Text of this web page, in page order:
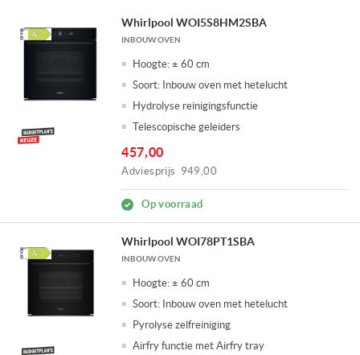
Whirlpool WOI5S8HM2SBA
INBOUW OVEN
Hoogte: ± 60 cm
Soort: Inbouw oven met hetelucht
Hydrolyse reinigingsfunctie
Telescopische geleiders
457,00
Adviesprijs 949,00
Op voorraad
Whirlpool WOI78PT1SBA
INBOUW OVEN
Hoogte: ± 60 cm
Soort: Inbouw oven met hetelucht
Pyrolyse zelfreiniging
Airfry functie met Airfry tray